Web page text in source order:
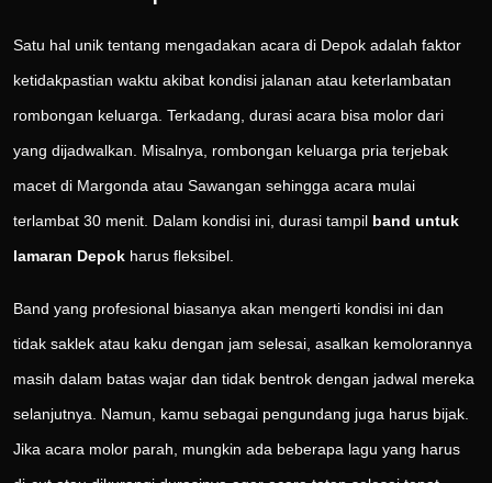
Satu hal unik tentang mengadakan acara di Depok adalah faktor
ketidakpastian waktu akibat kondisi jalanan atau keterlambatan
rombongan keluarga. Terkadang, durasi acara bisa molor dari
yang dijadwalkan. Misalnya, rombongan keluarga pria terjebak
macet di Margonda atau Sawangan sehingga acara mulai
terlambat 30 menit. Dalam kondisi ini, durasi tampil band untuk
lamaran Depok harus fleksibel.
Band yang profesional biasanya akan mengerti kondisi ini dan
tidak saklek atau kaku dengan jam selesai, asalkan kemolorannya
masih dalam batas wajar dan tidak bentrok dengan jadwal mereka
selanjutnya. Namun, kamu sebagai pengundang juga harus bijak.
Jika acara molor parah, mungkin ada beberapa lagu yang harus